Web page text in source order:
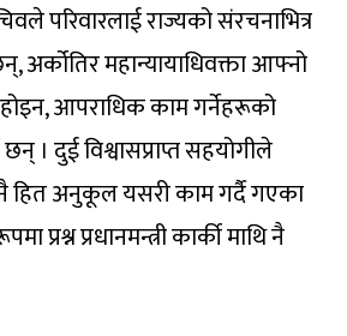
परिवारलाई राज्यको संरचनाभित्र
अर्कोतिर महान्यायाधिवक्ता आफ्नो
होइन, आपराधिक काम गर्नेहरूको
। दुई विश्वासप्राप्त सहयोगीले
हित अनुकूल यसरी काम गर्दै गएका
प्रश्न प्रधानमन्त्री कार्की माथि नै